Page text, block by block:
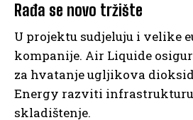
Rađa se novo tržište
U projektu sudjeluju i velike
kompanije. Air Liquide
za hvatanje ugljikova
Energy razviti
skladištenje.